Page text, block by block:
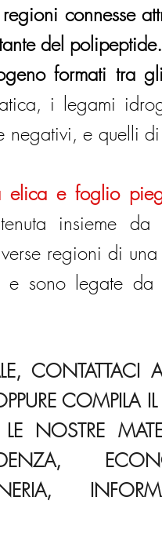
connesse
del polipeptide.
formati tra
i legami
negativi, e quelli
elica e foglio
insieme da
regioni di una
e sono legate da
CONTATTACI
COMPILA IL
LE NOSTRE